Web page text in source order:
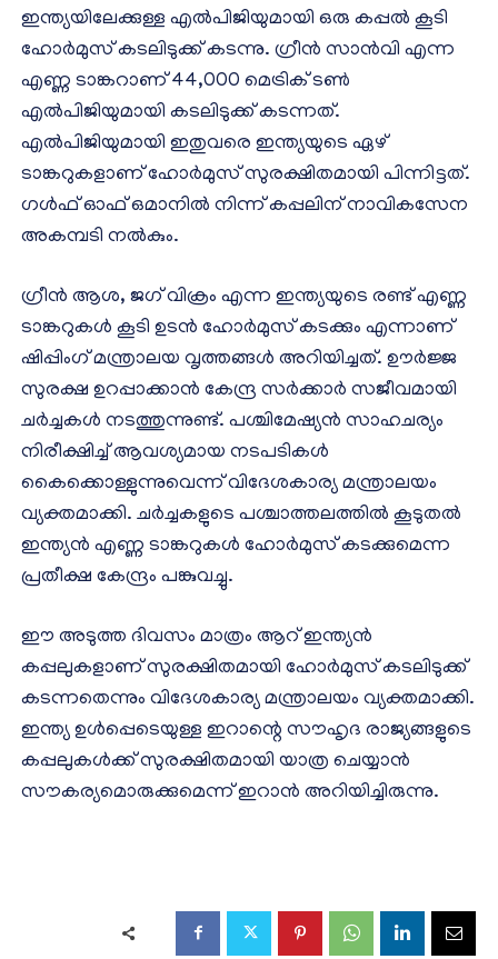
ഇന്ത്യയിലേക്കുള്ള എൽപിജിയുമായി ഒരു കപ്പൽ കൂടി
ഹോർമുസ് കടലിടുക്ക് കടന്നു. ഗ്രീൻ സാൻവി എന്ന
എണ്ണ ടാങ്കറാണ് 44,000 മെട്രിക് ടൺ
എൽപിജിയുമായി കടലിടുക്ക് കടന്നത്.
എൽപിജിയുമായി ഇതുവരെ ഇന്ത്യയുടെ ഏഴ്
ടാങ്കറുകളാണ് ഹോർമുസ് സുരക്ഷിതമായി പിന്നിട്ടത്.
ഗൾഫ് ഓഫ് ഒമാനിൽ നിന്ന് കപ്പലിന് നാവികസേന
അകമ്പടി നൽകും.
ഗ്രീൻ ആശ, ജഗ് വിക്രം എന്ന ഇന്ത്യയുടെ രണ്ട് എണ്ണ
ടാങ്കറുകൾ കൂടി ഉടൻ ഹോർമുസ് കടക്കും എന്നാണ്
ഷിപ്പിംഗ് മന്ത്രാലയ വൃത്തങ്ങൾ അറിയിച്ചത്. ഊർജ്ജ
സുരക്ഷ ഉറപ്പാക്കാൻ കേന്ദ്ര സർക്കാർ സജീവമായി
ചർച്ചകൾ നടത്തുന്നുണ്ട്. പശ്ചിമേഷ്യൻ സാഹചര്യം
നിരീക്ഷിച്ച് ആവശ്യമായ നടപടികൾ
കൈക്കൊള്ളുന്നുവെന്ന് വിദേശകാര്യ മന്ത്രാലയം
വ്യക്തമാക്കി. ചർച്ചകളുടെ പശ്ചാത്തലത്തിൽ കൂടുതൽ
ഇന്ത്യൻ എണ്ണ ടാങ്കറുകൾ ഹോർമുസ് കടക്കുമെന്ന
പ്രതീക്ഷ കേന്ദ്രം പങ്കുവച്ചു.
ഈ അടുത്ത ദിവസം മാത്രം ആറ് ഇന്ത്യന്‍
കപ്പലുകളാണ് സുരക്ഷിതമായി ഹോര്‍മുസ് കടലിടുക്ക്
കടന്നതെന്നും വിദേശകാര്യ മന്ത്രാലയം വ്യക്തമാക്കി.
ഇന്ത്യ ഉള്‍പ്പെടെയുള്ള ഇറാന്റെ സൗഹൃദ രാജ്യങ്ങളുടെ
കപ്പലുകള്‍ക്ക് സുരക്ഷിതമായി യാത്ര ചെയ്യാന്‍
സൗകര്യമൊരുക്കുമെന്ന് ഇറാന്‍ അറിയിച്ചിരുന്നു.